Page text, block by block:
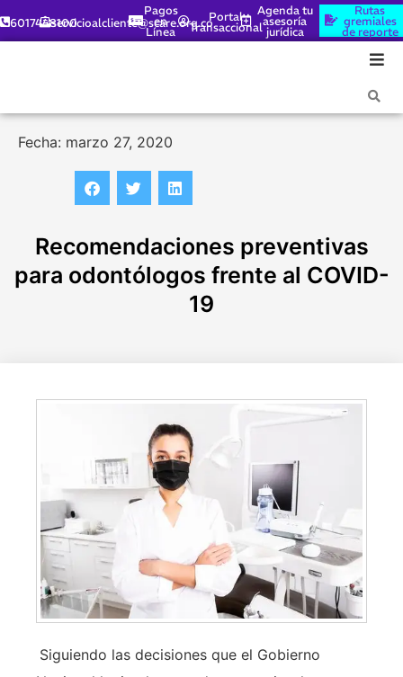
6017448100servicioalcliente@scare.org.co
Pagos
en
Línea
Portal
Transaccional
Agenda tu
asesoría
jurídica
Rutas
gremiales
de reporte
Fecha: marzo 27, 2020
Recomendaciones preventivas
para odontólogos frente al COVID-
19
Siguiendo las decisiones que el Gobierno